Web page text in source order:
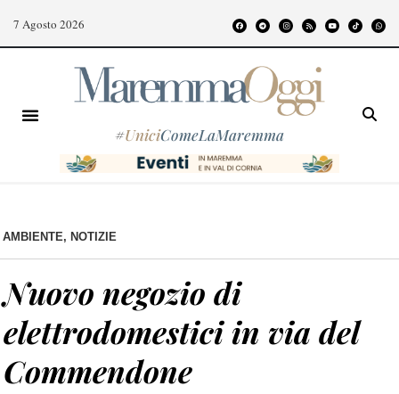
7 Agosto 2026
#UniciComeLaMaremma
AMBIENTE, NOTIZIE
Nuovo negozio di
elettrodomestici in via del
Commendone